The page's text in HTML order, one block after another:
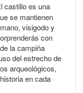
castillo es una
se mantienen
visigodo y
con
la campiña
del estrecho de
arqueológicos,
en cada